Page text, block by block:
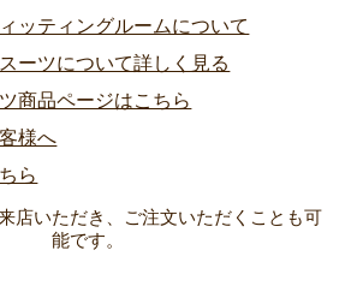
店いただき、ご注文いただくことも可
能です。